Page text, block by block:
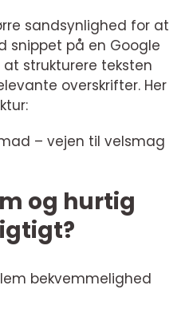
sandsynlighed for at
snippet på en Google
strukturere teksten
overskrifter. Her
– vejen til velsmag
og hurtig
bekvemmelighed